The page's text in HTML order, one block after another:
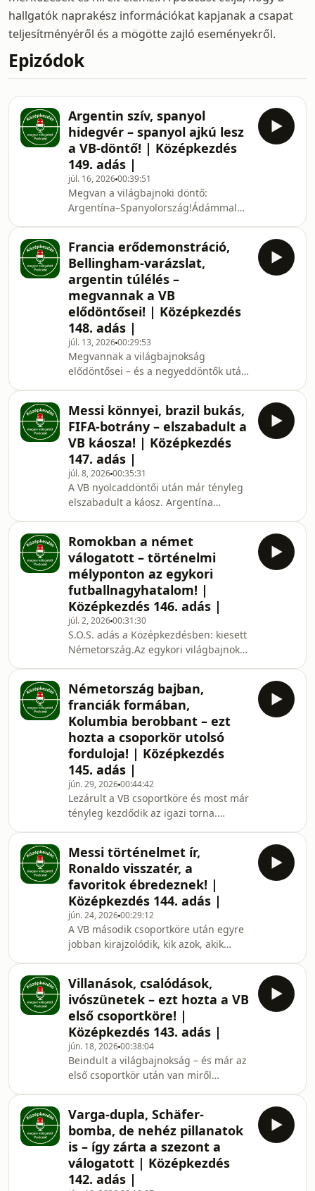
hallgatók naprakész információkat kapjanak a csapat
teljesítményéről és a mögötte zajló eseményekről.
Epizódok
Argentin szív, spanyol
hidegvér – spanyol ajkú lesz
a VB-döntő! | Középkezdés
149. adás |
júl. 16, 202600:39:51
Megvan a világbajnoki döntő:
Argentína–Spanyolország!Ádámmal
varázsolt Messi ezúttal nem gólokkal,
hanem passzokkal, és miért tűnik úgy,
hogy ez az argentin válogatott
mentálisan szinte elpusztíthatatlan.
Szó volt Tuchel hibáiról, az angolok túl
védekező felfogásáról, majd jött
Spanyolország parádés elődöntője:
egy olajozott gépezet, ame
Francia erődemonstráció,
Bellingham-varázslat,
argentin túlélés –
megvannak a VB
elődöntősei! | Középkezdés
148. adás |
júl. 13, 202600:29:53
Megvannak a világbajnokság
elődöntősei – és a negyeddöntők után
küldte haza Marokkót, Mbappé
vezérként húzza a csapatot,
Spanyolország még mindig nem
tökéletes, de már ott van a legjobb
négy között, Angliát Bellingham
világklasszisa mentette meg Norvégia
ellen, Argentína pedig újra
hosszabbításban verekedte tovább
magát. Kapusdráma, vita
Messi könnyei, brazil bukás,
FIFA-botrány – elszabadult a
VB káosza! | Középkezdés
147. adás |
júl. 8, 202600:35:31
A VB nyolcaddöntői után már tényleg
elszabadult a káosz. Argentína
történelmi mélypontra zuhan,
Ronaldo búcsúzik, miközben a FIFA
körül újabb botrány kavarog.
Franciaország csúnyán is tud nyerni,
Marokkó jéghideg hatékonysággal
menetel, Anglia mentálisan erős,
Norvégia pedig kiejtette a rekord-
világbajnokot. Könnyek, botrányo
Romokban a német
válogatott – történelmi
mélyponton az egykori
futballnagyhatalom! |
Középkezdés 146. adás |
júl. 2, 202600:31:30
S.O.S. adás a Középkezdésben: kiesett
Németország.Az egykori világbajnok
egy elveszített párbajról szól. A német
válogatott VB-je nem volt meggyőző, a
selejtező sem adott igazi választ, és
2014 óta mintha eltűnt volna az a
könyörtelen tornaerő, ami régen
félelmetessé tette őket. Mi történt a
német futballal? Hogyan lett az egykor
Németország bajban,
franciák formában,
Kolumbia berobbant – ezt
hozta a csoporkör utolsó
forduloja! | Középkezdés
145. adás |
jún. 29, 202600:44:42
Lezárult a VB csoportköre és most már
tényleg kezdődik az igazi torna.
portugálokkal: fel tudnak még
kapcsolni, vagy ez már figyelmeztető
jel? Szó volt a remeklő franciákról, a
berobbanó Kolumbiáról, az erős
afrikai csapatokról, az ázsiai
válogatottak csalódásáról, és arról is,
hogy jó ötlet-e ennyi csapat egy
világbajnokságon. Plusz megnéz
Messi történelmet ír,
Ronaldo visszatér, a
favoritok ébredeznek! |
Középkezdés 144. adás |
jún. 24, 202600:29:12
A VB második csoportköre után egyre
jobban kirajzolódik, kik azok, akik
jobban összeáll, Ronaldo visszalépett
a világbajnokság főszínpadára,
Spanyolország javított, Németország
szenvedve, de nyert, Hollandia pedig
újra jelezte: lehet, hogy velük is
komolyan kell számolni. A sztárok
villognak, a favoritok ébredeznek, de a
csoportkör
Villanások, csalódások,
ivószünetek – ezt hozta a VB
első csoportköre! |
Középkezdés 143. adás |
jún. 18, 202600:38:04
Beindult a világbajnokság – és már az
első csoportkör után van miről
mindenki nagy tornát, miközben
Ronaldo és Portugália, valamint
Spanyolország is csalódást okozott.
Kik villantak nagyot? Kik ragadtak be?
Mit hoztak az új szabályok? És mi a
Varga-dupla, Schäfer-
bomba, de nehéz pillanatok
is – így zárta a szezont a
válogatott | Középkezdés
142. adás |